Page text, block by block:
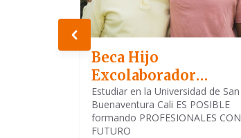
Beca Hijo
Excolaborador
Bonaventuriano
Pensionado
Estudiar en la Universidad de San
Buenaventura Cali ES POSIBLE
formando PROFESIONALES CON
FUTURO